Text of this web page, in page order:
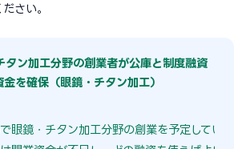
さい。
タン加工分野の創業者が公庫と制度融資
を確保（眼鏡・チタン加工）
眼鏡・チタン加工分野の創業を予定していた